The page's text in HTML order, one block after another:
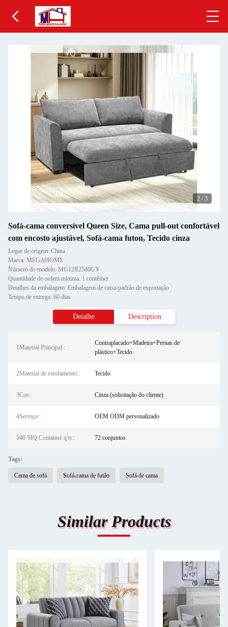
2 / 3
Sofá-cama conversível Queen Size, Cama pull-out confortável
com encosto ajustável, Sofá-cama futon, Tecido cinza
Lugar de origem: China
Marca: MEGAHOME
Número do modelo: MG12R2540GY
Quantidade de ordem mínima: 1 contêiner
Detalhes da embalagem: Embalagem de caixa padrão de exportação
Tempo de entrega: 60 dias
Detalhe Description
1Material Principal::
Contraplacado+Madeira+Pernas de
plástico+Tecido
2Material de estofamento:: Tecido
3Cor:: Cinza (solicitação do cliente)
4Serviço:: OEM ODM personalizado
540 'HQ Container q'ty:: 72 conjuntos
Tags:
Cama de sofá Sofá-cama de futão Sofá de cama
Similar Products